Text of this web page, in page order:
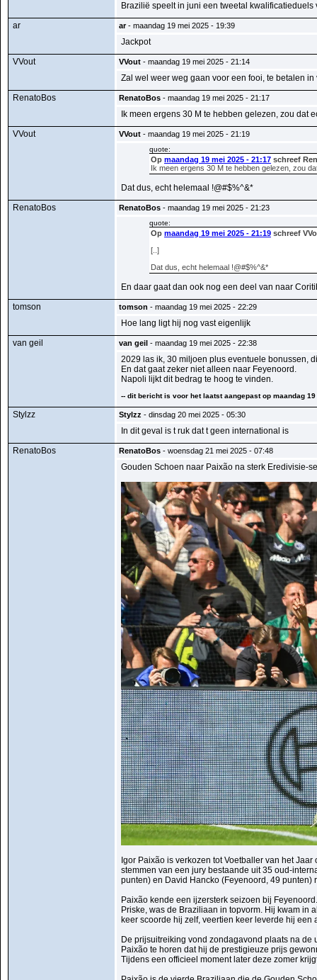
Brazilië speelt in juni een tweetal
ar
ar- maandag 19 mei 2025 - 19:39
Jackpot
VVout
VVout - maandag 19 mei 2025 - 21:14
Zal wel weer weg gaan voor een fooi, te betalen
RenatoBos
RenatoBos - maandag 19 mei 2025 - 21:17
Ik meen ergens 30 M te hebben gelezen, zou dat
VVout
VVout - maandag 19 mei 2025 - 21:19
quote:
Op maandag 19 mei 2025 - 21:17 schreef
Ik meen ergens 30 M te hebben gelezen, zou
Dat dus, echt helemaal !@#$%^&*
RenatoBos
RenatoBos - maandag 19 mei 2025 - 21:23
quote:
Op maandag 19 mei 2025 - 21:19 schreef
[..]
Dat dus, echt helemaal !@#$%^&*
En daar gaat dan ook nog een deel van naar
tomson
tomson - maandag 19 mei 2025 - 22:29
Hoe lang ligt hij nog vast eigenlijk
van geil
van geil - maandag 19 mei 2025 - 22:38
2029 las ik, 30 miljoen plus eventuele bonussen,
En dat gaat zeker niet alleen naar Feyenoord.
Napoli lijkt dit bedrag te hoog te vinden.
-- dit bericht is voor het laatst aangepast op maandag
Stylzz Stylzz - dinsdag 20 mei 2025 - 05:30
In dit geval is t ruk dat t geen international is
RenatoBos
RenatoBos - woensdag 21 mei 2025 - 07:48
Gouden Schoen naar Paixão na sterk Eredivisie-
Igor Paixão is verkozen tot Voetballer van het
stemmen van een jury bestaande uit 35 oud-
punten) en David Hancko (Feyenoord, 49 punten)
Paixão kende een ijzersterk seizoen bij
Priske, was de Braziliaan in topvorm. Hij kwam in
keer scoorde hij zelf, veertien keer leverde hij een
De prijsuitreiking vond zondagavond plaats na
Paixão te horen dat hij de prestigieuze prijs
Tijdens een officieel moment later deze zomer